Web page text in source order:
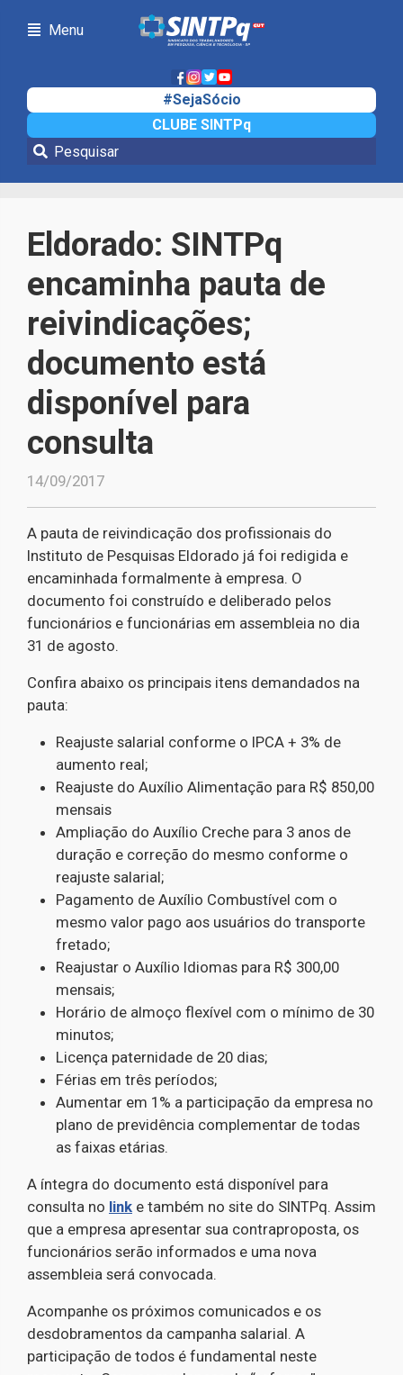
Menu
#SejaSócio
CLUBE SINTPq
Notícias
Eldorado: SINTPq
encaminha pauta de
reivindicações;
documento está
disponível para
consulta
14/09/2017
A pauta de reivindicação dos profissionais do
Instituto de Pesquisas Eldorado já foi redigida e
encaminhada formalmente à empresa. O
documento foi construído e deliberado pelos
funcionários e funcionárias em assembleia no dia
31 de agosto.
Confira abaixo os principais itens demandados na
pauta:
Reajuste salarial conforme o IPCA + 3% de
aumento real;
Reajuste do Auxílio Alimentação para R$ 850,00
mensais
Ampliação do Auxílio Creche para 3 anos de
duração e correção do mesmo conforme o
reajuste salarial;
Pagamento de Auxílio Combustível com o
mesmo valor pago aos usuários do transporte
fretado;
Reajustar o Auxílio Idiomas para R$ 300,00
mensais;
Horário de almoço flexível com o mínimo de 30
minutos;
Licença paternidade de 20 dias;
Férias em três períodos;
Aumentar em 1% a participação da empresa no
plano de previdência complementar de todas
as faixas etárias.
A íntegra do documento está disponível para
consulta no link e também no site do SINTPq. Assim
que a empresa apresentar sua contraproposta, os
funcionários serão informados e uma nova
assembleia será convocada.
Acompanhe os próximos comunicados e os
desdobramentos da campanha salarial. A
participação de todos é fundamental neste